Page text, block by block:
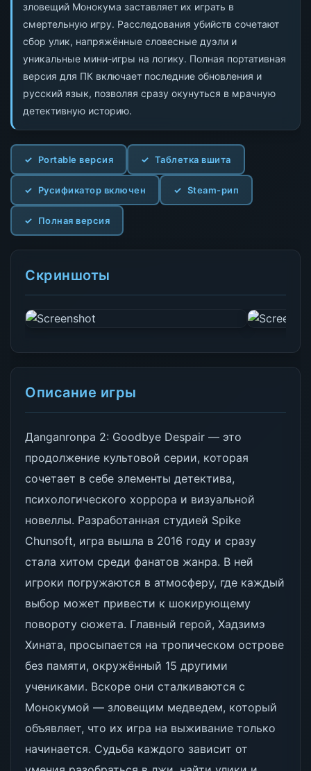
зловещий Монокума заставляет их играть в
смертельную игру. Расследования убийств сочетают
сбор улик, напряжённые словесные дуэли и
уникальные мини-игры на логику. Полная портативная
версия для ПК включает последние обновления и
русский язык, позволяя сразу окунуться в мрачную
детективную историю.
Portable версия Таблетка вшита
Русификатор включен Steam-рип
Полная версия
Скриншоты
Описание игры
Дanganronpa 2: Goodbye Despair — это
продолжение культовой серии, которая
сочетает в себе элементы детектива,
психологического хоррора и визуальной
новеллы. Разработанная студией Spike
Chunsoft, игра вышла в 2016 году и сразу
стала хитом среди фанатов жанра. В ней
игроки погружаются в атмосферу, где каждый
выбор может привести к шокирующему
повороту сюжета. Главный герой, Хадзимэ
Хината, просыпается на тропическом острове
без памяти, окружённый 15 другими
учениками. Вскоре они сталкиваются с
Монокумой — зловещим медведем, который
объявляет, что их игра на выживание только
начинается. Судьба каждого зависит от